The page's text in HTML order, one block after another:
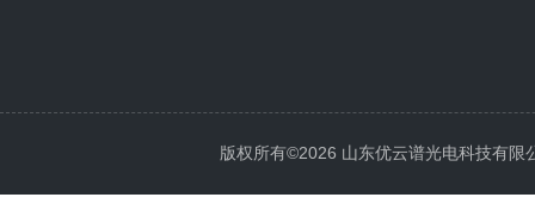
版权所有©2026 山东优云谱光电科技有